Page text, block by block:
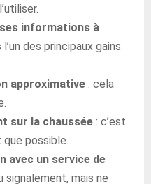
informations à
des principaux gains
approximative : cela
sur la chaussée : c’est
possible.
avec un service de
signalement, mais ne